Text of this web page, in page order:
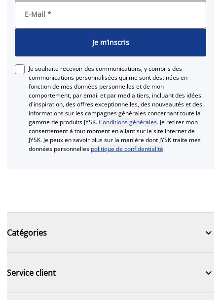
E-Mail *
Je m’inscris
Je souhaite recevoir des communications, y compris des
communications personnalisées qui me sont destinées en
fonction de mes données personnelles et de mon
comportement, par email et par media tiers, incluant des idées
d'inspiration, des offres exceptionnelles, des nouveautés et des
informations sur les campagnes générales concernant toute la
gamme de produits JYSK.Conditions générales. Je retirer mon
consentement à tout moment en allant sur le site internet de
JYSK. Je peux en savoir plus sur la manière dont JYSK traite mes
données personnelles politique de confidentialité.
Catégories 
Service client 